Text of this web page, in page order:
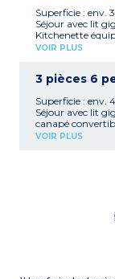
Chambre avec 1
Salle de bains
baignoire et WC,
cheveux, miroir
Personne à
réduite
Superficie : env.
Séjour avec lit
Kitchenette
(plaque
ondes/gril, lave-
bouilloire)
Chambre avec 1
Salle de bains
baignoire et WC
VOIR PLUS
3 pièces 6
Superficie : env.
Séjour avec lit
canapé
places)
ondes/gril, lave-
hotte, cafetière
Chambre avec
VOIR PLUS